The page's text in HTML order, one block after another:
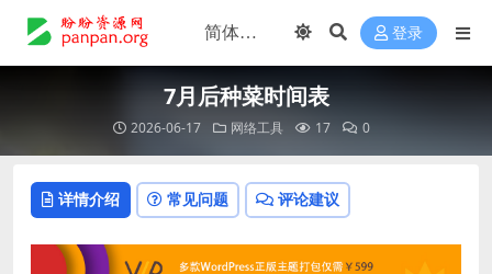
登录
7月后种菜时间表
2026-06-17 网络工具 17 0
详情介绍 常见问题 评论建议